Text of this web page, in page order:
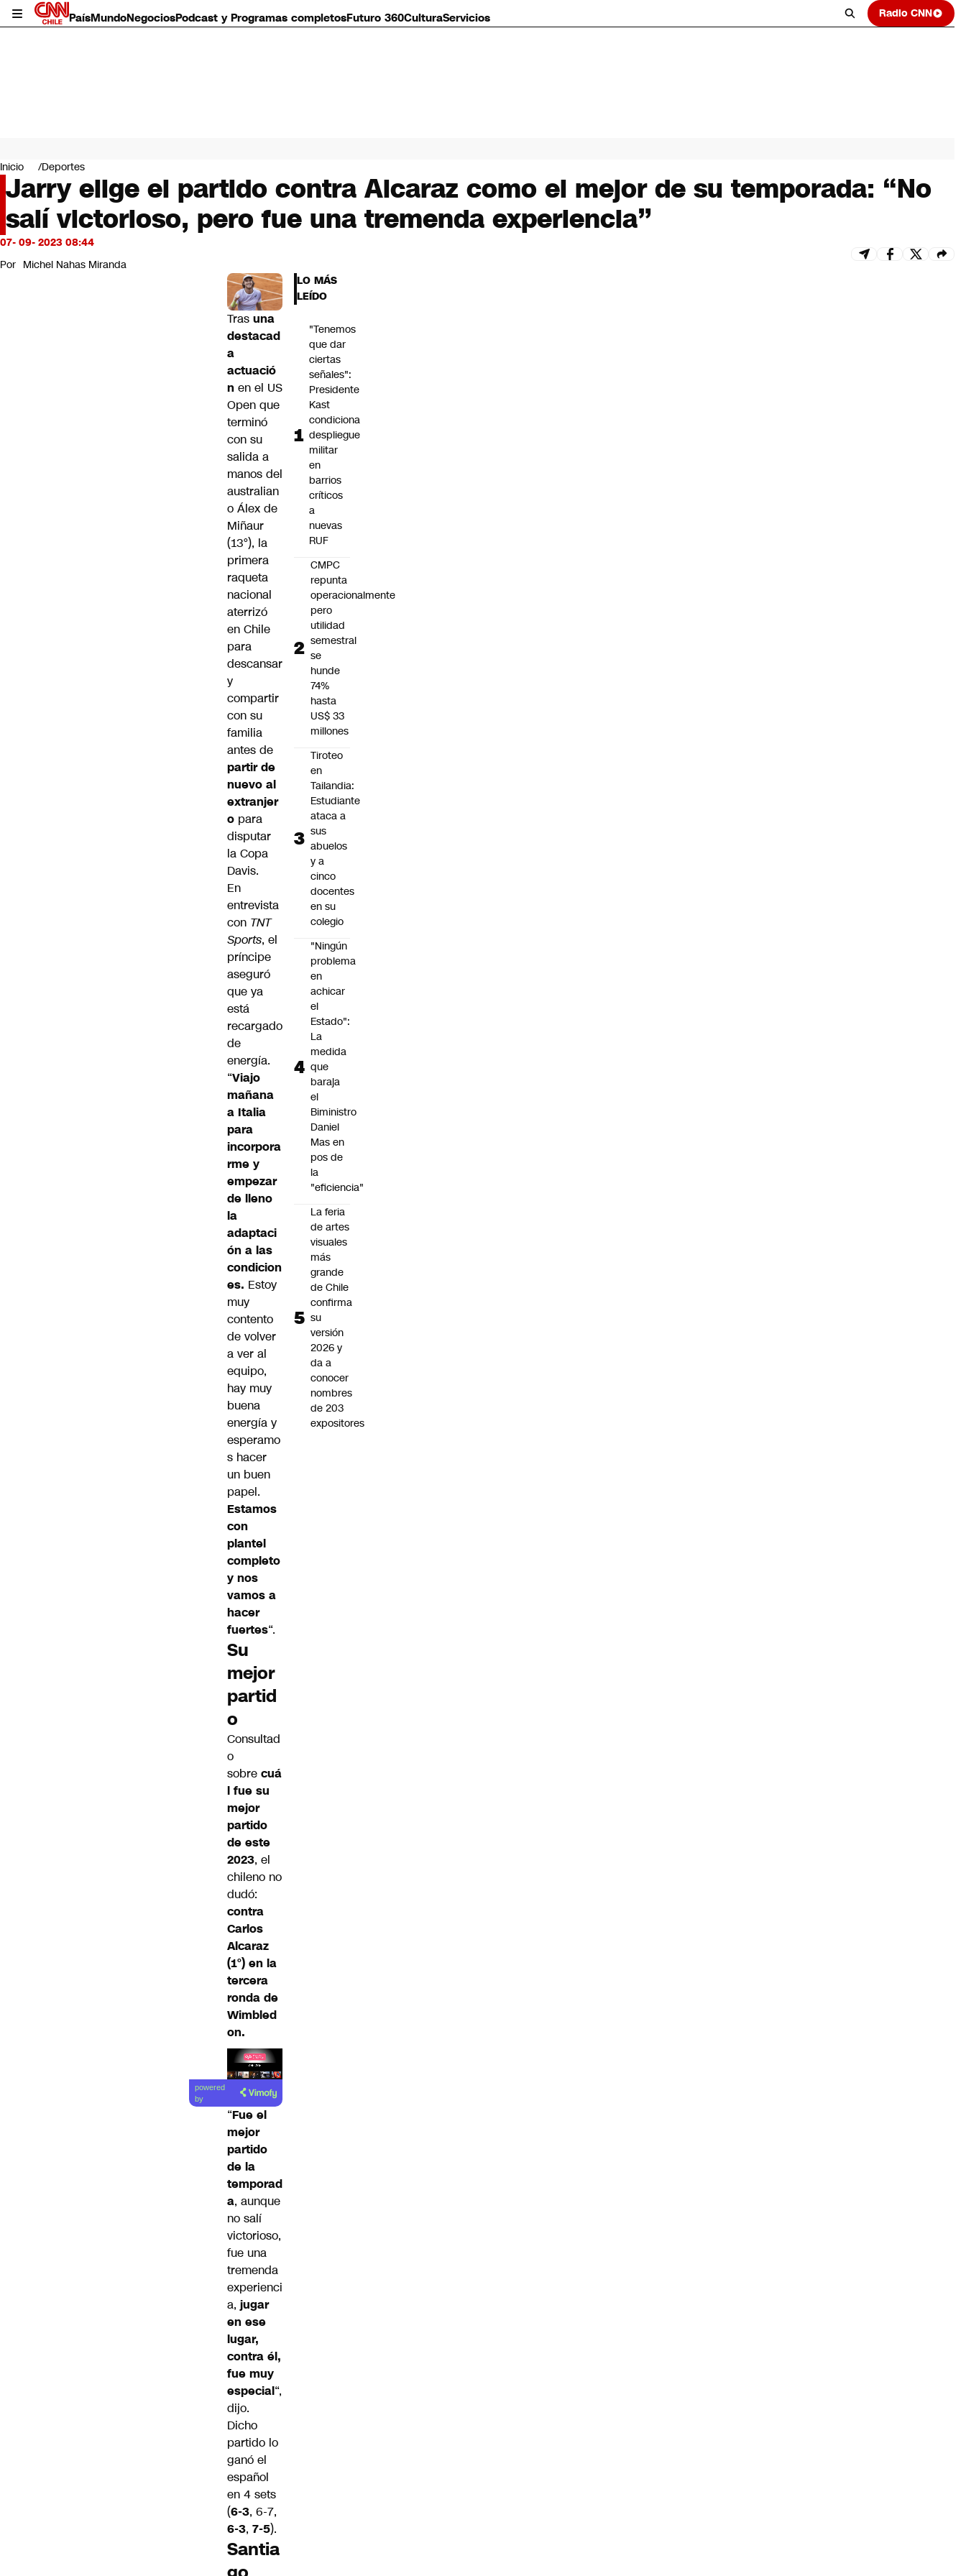
PaísMundoNegociosPodcast y Programas completosFuturo 360CulturaServicios Radio CNN
Mundo
Negocios
Deportes
Programas completos
Cultura
Servicios
Bits
CNN Data
Inicio Deportes
Jarry elige el partido contra Alcaraz como el mejor de su temporada: “No
salí victorioso, pero fue una tremenda experiencia”
07- 09- 2023 08:44
Por Michel Nahas Miranda
Tras una
destacad
a
actuació
n en el US
Open que
terminó
con su
salida a
manos del
australian
o Álex de
Miñaur
(13°), la
primera
raqueta
nacional
aterrizó
en Chile
para
descansar
y
compartir
con su
familia
antes de
partir de
nuevo al
extranjer
o para
disputar
la Copa
Davis.
En
entrevista
con TNT
Sports, el
príncipe
aseguró
que ya
está
recargado
de
energía.
“Viajo
mañana
a Italia
para
incorpora
rme y
empezar
de lleno
la
adaptaci
ón a las
condicion
es. Estoy
muy
contento
de volver
a ver al
equipo,
hay muy
buena
energía y
esperamo
s hacer
un buen
papel.
Estamos
con
plantel
completo
y nos
vamos a
hacer
fuertes“.
Su
mejor
partid
o
Consultad
o
sobre cuá
l fue su
mejor
partido
de este
2023, el
chileno no
dudó:
contra
Carlos
Alcaraz
(1°) en la
tercera
ronda de
Wimbled
on.
Lea el
artículo
powered
by
“Fue el
mejor
partido
de la
temporad
a, aunque
no salí
victorioso,
fue una
tremenda
experienci
a, jugar
en ese
lugar,
contra él,
fue muy
especial“,
dijo.
Dicho
partido lo
ganó el
español
en 4 sets
(6-3, 6-7,
6-3, 7-5).
Santia
LO MÁS
LEÍDO
"Tenemos
que dar
ciertas
señales":
Presidente
Kast
condiciona
despliegue
militar
en
barrios
críticos
a
nuevas
RUF
CMPC
repunta
operacionalmente
pero
utilidad
semestral
se
hunde
74%
hasta
US$ 33
millones
Tiroteo
en
Tailandia:
Estudiante
ataca a
sus
abuelos
y a
cinco
docentes
en su
colegio
"Ningún
problema
en
achicar
el
Estado":
La
medida
que
baraja
el
Biministro
Daniel
Mas en
pos de
la
"eficiencia"
La feria
de artes
visuales
más
grande
de Chile
confirma
su
versión
2026 y
da a
conocer
nombres
de 203
expositores